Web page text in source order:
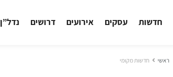
חדשות עסקים אירועים דרושים נדל”ן
ראשי חדשות מקומי